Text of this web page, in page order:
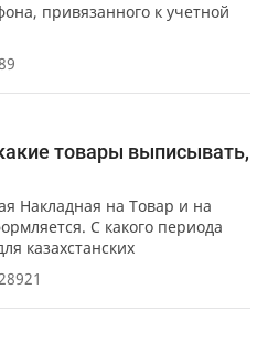
привязанного к учетной
товары выписывать,
Накладная на Товар и на
С какого периода
казахстанских
Какая ответственность
или ошибки в СНТ.